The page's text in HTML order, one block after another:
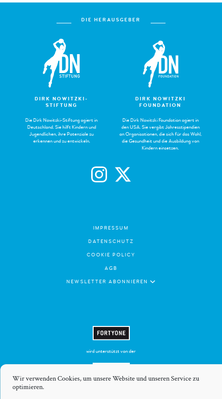
Wir verwenden Cookies, um unsere Website und unseren Service zu
optimieren.
DIE HERAUSGEBER
DIRK NOWITZKI-
STIFTUNG
Die Dirk Nowitzki-Stiftung agiert in
Deutschland. Sie hilft Kindern und
Jugendlichen, ihre Potenziale zu
erkennen und zu entwickeln.
DIRK NOWITZKI
FOUNDATION
Die Dirk Nowitzki Foundation agiert in
den USA. Sie vergibt Jahresstipendien
an Organisationen, die sich für das Wohl,
die Gesundheit und die Ausbildung von
Kindern einsetzen.
IMPRESSUM
DATENSCHUTZ
COOKIE POLICY
AGB
NEWSLETTER ABONNIEREN
wird unterstützt von der